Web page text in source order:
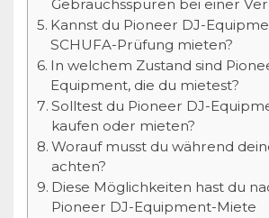
Gebrauchsspuren bei einer
Kannst du Pioneer DJ-
SCHUFA-Prüfung mieten?
In welchem Zustand sind
Equipment, die du mietest?
Solltest du Pioneer DJ-
kaufen oder mieten?
Worauf musst du während
achten?
Diese Möglichkeiten hast du
Pioneer DJ-Equipment-Miete